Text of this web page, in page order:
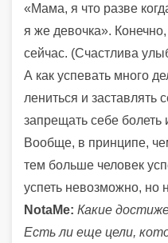
«Мама, я что разве
я же девочка».
сейчас. (Счастлива
А как успевать много
лениться и заставлять
запрещать себе болеть
Вообще, в принципе,
тем больше человек
успеть невозможно, но
NotaMe: Какие
Есть ли еще цели,